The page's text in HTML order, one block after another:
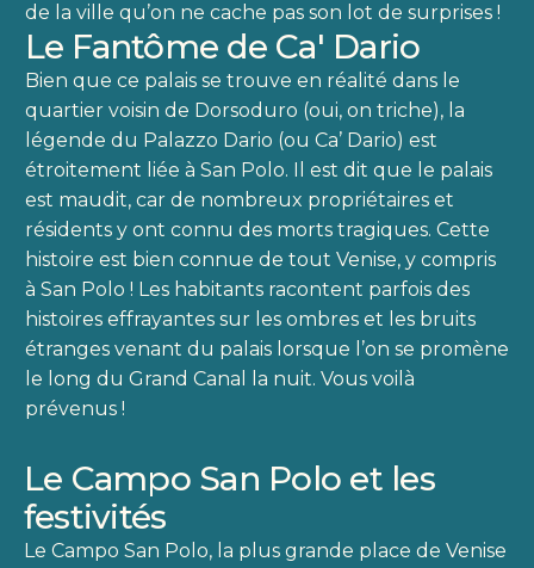
de la ville qu’on ne cache pas son lot de surprises !
Le Fantôme de Ca' Dario
Bien que ce palais se trouve en réalité dans le
quartier voisin de Dorsoduro (oui, on triche), la
légende du Palazzo Dario (ou Ca’ Dario) est
étroitement liée à San Polo. Il est dit que le palais
est maudit, car de nombreux propriétaires et
résidents y ont connu des morts tragiques. Cette
histoire est bien connue de tout Venise, y compris
à San Polo ! Les habitants racontent parfois des
histoires effrayantes sur les ombres et les bruits
étranges venant du palais lorsque l’on se promène
le long du Grand Canal la nuit. Vous voilà
prévenus !
Le Campo San Polo et les
festivités
Le Campo San Polo, la plus grande place de Venise